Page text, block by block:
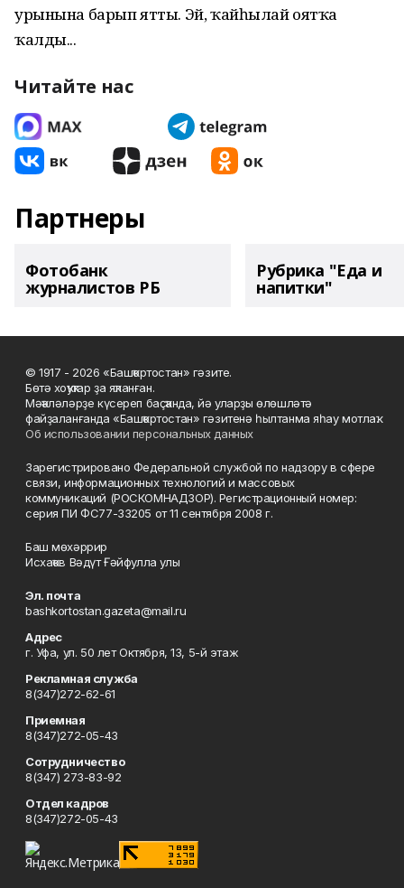
урынына барып ятты. Эй, ҡайһылай оятҡа
ҡалды...
Читайте нас
Партнеры
Фотобанк
журналистов РБ
Рубрика "Еда и
напитки"
© 1917 - 2026 «Башҡортостан» гәзите.
Бөтә хоҡуҡтар ҙа яҡланған.
Мәҡәләләрҙе күсереп баҫҡанда, йә уларҙы өлөшләтә
файҙаланғанда «Башҡортостан» гәзитенә һылтанма яһау мотлаҡ.
Об использовании персональных данных
Зарегистрировано Федеральной службой по надзору в сфере
связи, информационных технологий и массовых
коммуникаций (РОСКОМНАДЗОР). Регистрационный номер:
серия ПИ ФС77-33205 от 11 сентября 2008 г.
Баш мөхәррир
Исхаҡов Вәдүт Ғәйфулла улы
Эл. почта
bashkortostan.gazeta@mail.ru
Адрес
г. Уфа, ул. 50 лет Октября, 13, 5-й этаж
Рекламная служба
8(347)272-62-61
Приемная
8(347)272-05-43
Сотрудничество
8(347) 273-83-92
Отдел кадров
8(347)272-05-43